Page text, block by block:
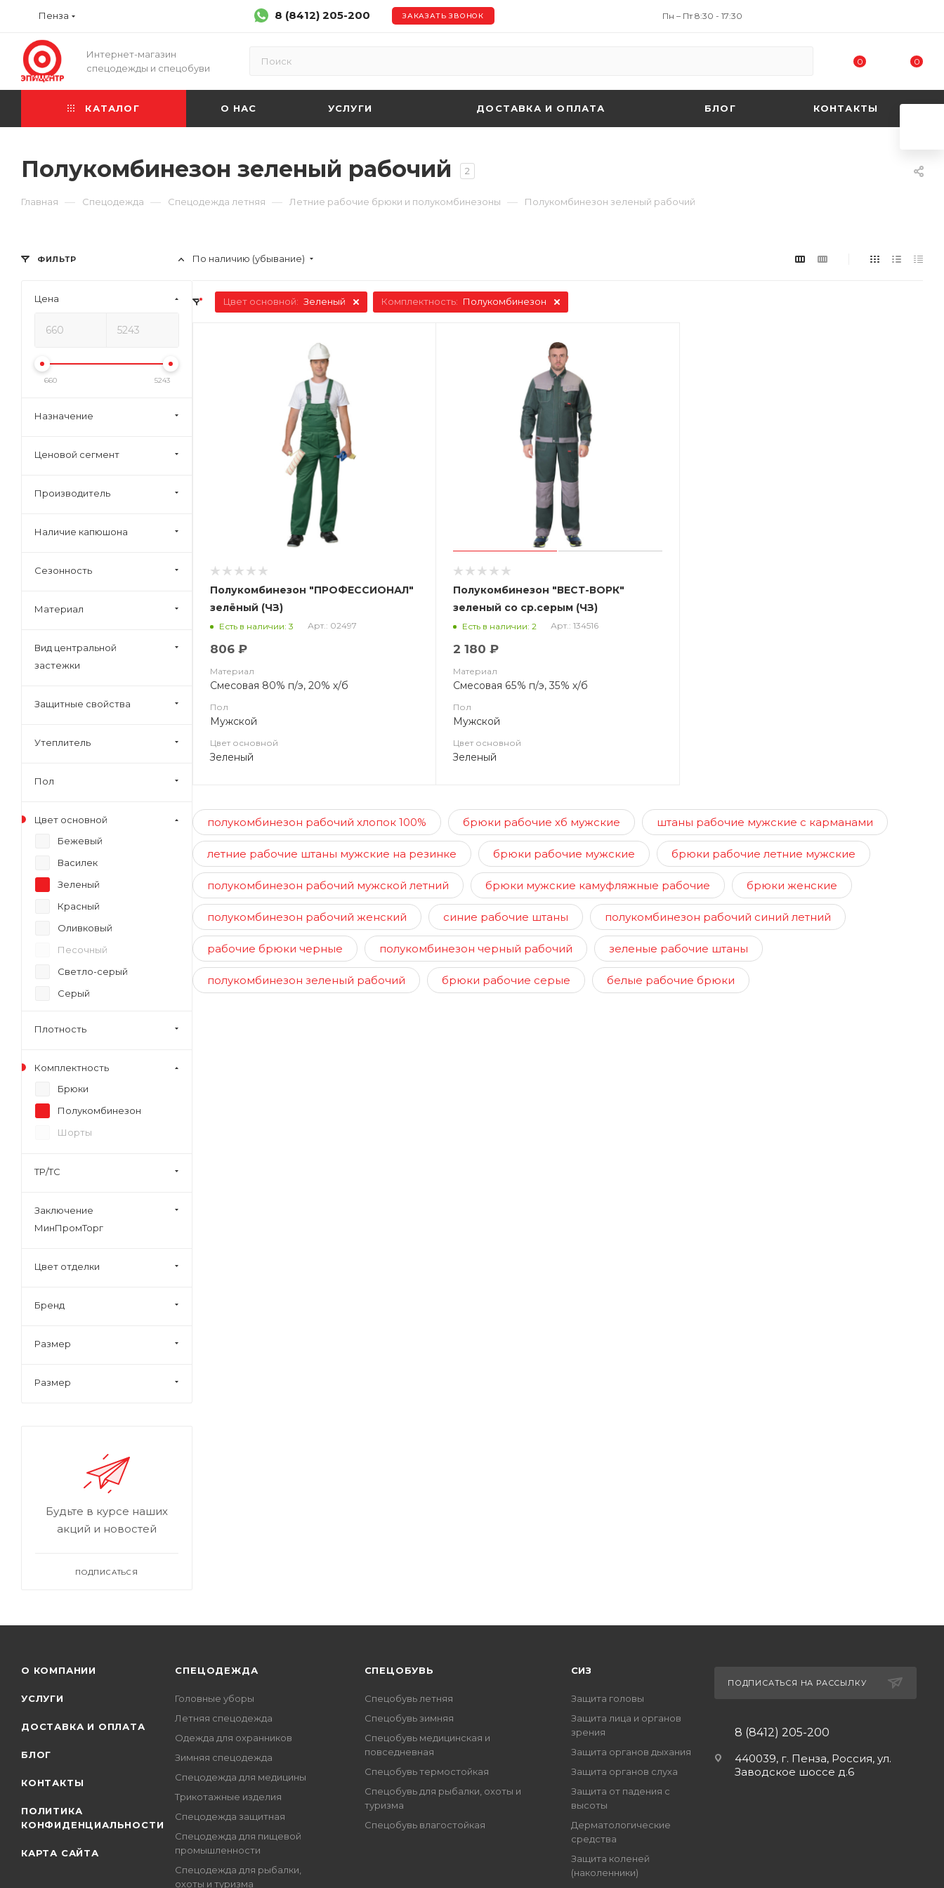
Пенза 8 (8412) 205-200 ЗАКАЗАТЬ ЗВОНОК Пн – Пт 8:30 - 17:30
Интернет-магазин
спецодежды и спецобуви
0 0
КАТАЛОГ О НАС УСЛУГИ ДОСТАВКА И ОПЛАТА БЛОГ КОНТАКТЫ
Полукомбинезон зеленый рабочий 2
Главная — Спецодежда — Спецодежда летняя — Летние рабочие брюки и полукомбинезоны — Полукомбинезон зеленый рабочий
По наличию (убывание)
Цвет основной: Зеленый Комплектность: Полукомбинезон
Полукомбинезон "ПРОФЕССИОНАЛ"
зелёный (ЧЗ)
Есть в наличии: 3 Арт.: 02497
806 ₽
Материал
Смесовая 80% п/э, 20% х/б
Пол
Мужской
Цвет основной
Зеленый
Полукомбинезон "ВЕСТ-ВОРК"
зеленый со ср.серым (ЧЗ)
Есть в наличии: 2 Арт.: 134516
2 180 ₽
Материал
Смесовая 65% п/э, 35% х/б
Пол
Мужской
Цвет основной
Зеленый
полукомбинезон рабочий хлопок 100% брюки рабочие хб мужские штаны рабочие мужские с карманами
летние рабочие штаны мужские на резинке брюки рабочие мужские брюки рабочие летние мужские
полукомбинезон рабочий мужской летний брюки мужские камуфляжные рабочие брюки женские
полукомбинезон рабочий женский синие рабочие штаны полукомбинезон рабочий синий летний
рабочие брюки черные полукомбинезон черный рабочий зеленые рабочие штаны
полукомбинезон зеленый рабочий брюки рабочие серые белые рабочие брюки
ФИЛЬТР
Цена
660 5243
Назначение
Ценовой сегмент
Производитель
Наличие капюшона
Сезонность
Материал
Вид центральной
застежки
Защитные свойства
Утеплитель
Пол
Цвет основной
Бежевый
Василек
Зеленый
Красный
Оливковый
Песочный
Светло-серый
Серый
Морена
Плотность
Комплектность
Брюки
Полукомбинезон
Шорты
ТР/ТС
Заключение
МинПромТорг
Цвет отделки
Бренд
Размер
Размер
Будьте в курсе наших
акций и новостей
ПОДПИСАТЬСЯ
О КОМПАНИИ
УСЛУГИ
ДОСТАВКА И ОПЛАТА
БЛОГ
КОНТАКТЫ
ПОЛИТИКА
КОНФИДЕНЦИАЛЬНОСТИ
КАРТА САЙТА
СПЕЦОДЕЖДА
Головные уборы
Летняя спецодежда
Одежда для охранников
Зимняя спецодежда
Спецодежда для медицины
Трикотажные изделия
Спецодежда защитная
Спецодежда для пищевой
промышленности
Спецодежда для рыбалки,
охоты и туризма
CПЕЦОБУВЬ
Спецобувь летняя
Спецобувь зимняя
Спецобувь медицинская и
повседневная
Спецобувь термостойкая
Спецобувь для рыбалки, охоты и
туризма
Спецобувь влагостойкая
СИЗ
Защита головы
Защита лица и органов
зрения
Защита органов дыхания
Защита органов слуха
Защита от падения с
высоты
Дерматологические
средства
Защита коленей
(наколенники)
ПОДПИСАТЬСЯ НА РАССЫЛКУ
8 (8412) 205-200
440039, г. Пенза, Россия, ул.
Заводское шоссе д.6